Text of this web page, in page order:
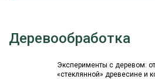
Деревообработка
Эксперименты с деревом:
«стеклянной» древесине и